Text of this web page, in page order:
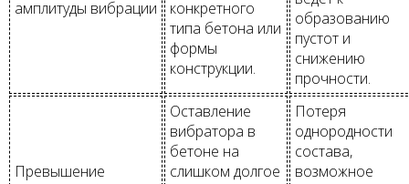
амплитуды вибрации
конкретного
типа бетона или
формы
конструкции.
образованию
пустот и
снижению
прочности.
Превышение
Оставление
вибратора в
бетоне на
слишком долгое
Потеря
однородности
состава,
возможное